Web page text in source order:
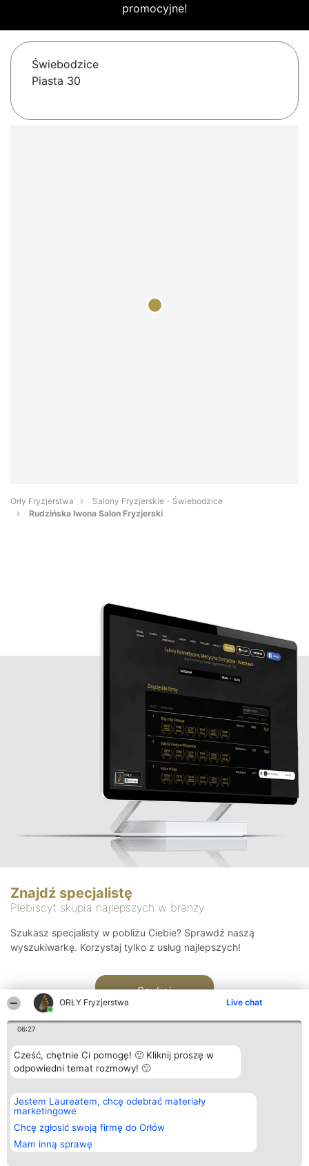
ORŁY Fryzjerstwa Live chat
06:27
Cześć, chętnie Ci pomogę! 🙂 Kliknij proszę w
odpowiedni temat rozmowy! 🙂
Jestem Laureatem, chcę odebrać materiały
marketingowe
Chcę zgłosić swoją firmę do Orłów
Mam inną sprawę
promocyjne!
Świebodzice
Piasta 30
Orły Fryzjerstwa
Salony Fryzjerskie - Świebodzice
Rudzińska Iwona Salon Fryzjerski
Znajdź specjalistę
Plebiscyt skupia najlepszych w branży
Szukasz specjalisty w pobliżu Ciebie? Sprawdź naszą
wyszukiwarkę. Korzystaj tylko z usług najlepszych!
Szukaj
Organizator plebiscytu
Bright Side Solutions sp. z o.
o. sp. k.
ul. Ruska 22
Wrocław 50-079
KRS 0000749100 | Regon
381313360 | NIP 8943132676
Plebiscyt
Laureaci
wszystkich
Laureatów
Regulamin
Kontakt
Kontakt